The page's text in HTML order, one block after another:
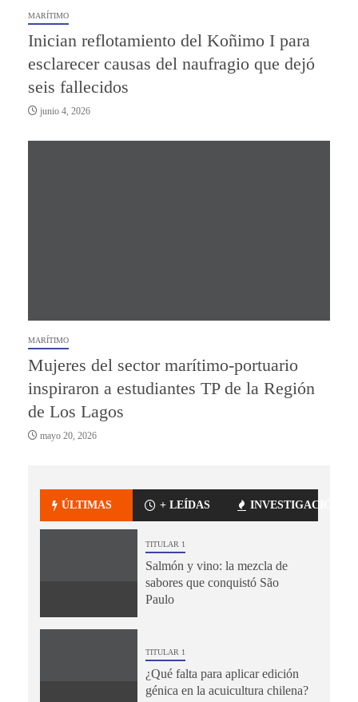
MARÍTIMO
Inician reflotamiento del Koñimo I para
esclarecer causas del naufragio que dejó
seis fallecidos
junio 4, 2026
MARÍTIMO
Mujeres del sector marítimo-portuario
inspiraron a estudiantes TP de la Región
de Los Lagos
mayo 20, 2026
ÚLTIMAS + LEÍDAS INVESTIGACIÓN
TITULAR 1
Salmón y vino: la mezcla de
sabores que conquistó São
Paulo
TITULAR 1
¿Qué falta para aplicar edición
génica en la acuicultura chilena?